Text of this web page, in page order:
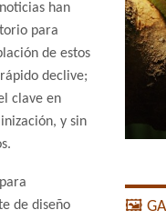
han
para
de estos
declive;
clave en
y sin
de diseño
🖼️